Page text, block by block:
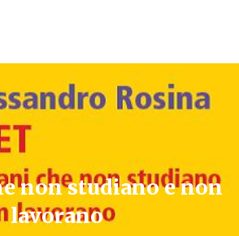
non studiano e non
lavorano